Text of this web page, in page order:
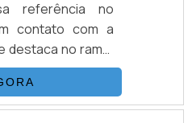
referência no
contato com a
destaca no ramo,
completo
sobre o